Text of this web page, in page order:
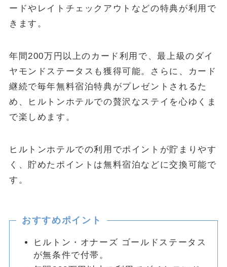
ードやレイトチェックアウトなどの特典が利用で
きます。
年間200万円以上のカード利用で、最上級のダイ
ヤモンドステータスも獲得可能。さらに、カード
継続で毎年無料宿泊特典がプレゼントされるた
め、ヒルトンホテルでの贅沢なステイを心ゆくま
で楽しめます。
ヒルトンホテルでの利用でポイントが貯まりやす
く、貯めたポイントは無料宿泊などに交換可能で
す。
おすすめポイント
ヒルトン・オナーズ ゴールドステータス
が無条件で付帯。